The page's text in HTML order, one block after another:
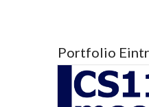
Portfolio